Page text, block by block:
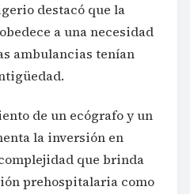
destacó que la
a una necesidad
ambulancias tenían
de un ecógrafo y un
la inversión en
que brinda
prehospitalaria como